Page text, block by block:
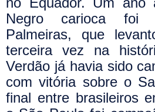
Negro carioca foi
Palmeiras, que
terceira vez na
Verdão já havia sido
com vitória sobre o
final entre brasileiros